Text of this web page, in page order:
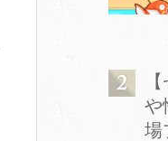
や
場